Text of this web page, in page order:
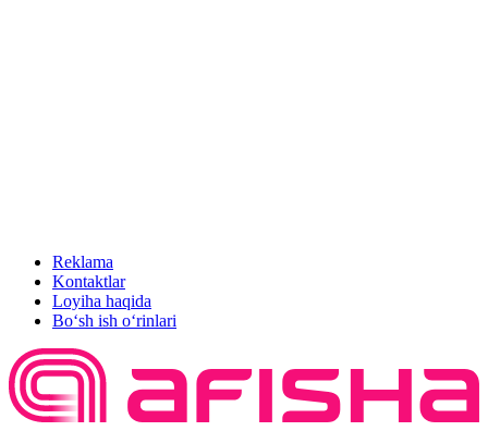
Reklama
Kontaktlar
Loyiha haqida
Bo‘sh ish o‘rinlari